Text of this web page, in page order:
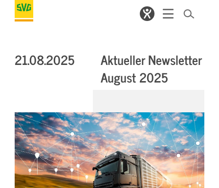
21.08.2025
Aktueller Newsletter
August 2025